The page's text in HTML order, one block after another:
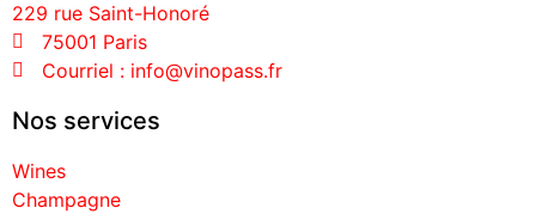
229 rue Saint-Honoré
75001 Paris
Courriel : info@vinopass.fr
Nos services
Wines
Champagne